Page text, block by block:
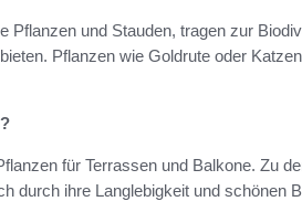
Pflanzen und Stauden, tragen zur
Pflanzen wie Goldrute oder
für Terrassen und Balkone. Zu
durch ihre Langlebigkeit und schönen